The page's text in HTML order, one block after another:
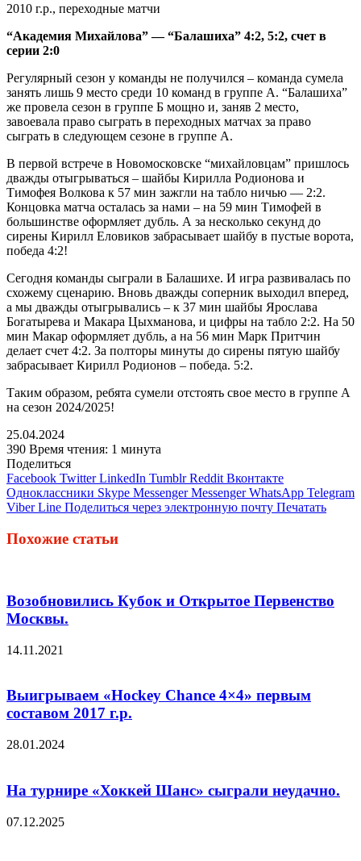
2010 г.р., переходные матчи
“Академия Михайлова” — “Балашиха” 4:2, 5:2, счет в
серии 2:0
Регулярный сезон у команды не получился – команда сумела
занять лишь 9 место среди 10 команд в группе А. “Балашиха”
же провела сезон в группе Б мощно и, заняв 2 место,
завоевала право сыграть в переходных матчах за право
сыграть в следующем сезоне в группе А.
В первой встрече в Новомосковске “михайловцам” пришлось
дважды отыгрываться – шайбы Кирилла Родионова и
Тимофея Волкова к 57 мин зажгли на табло ничью — 2:2.
Концовка матча осталась за нами – на 59 мин Тимофей в
большинстве оформляет дубль. А за несколько секунд до
сирены Кирилл Еловиков забрасывает шайбу в пустые ворота,
победа 4:2!
Сегодня команды сыграли в Балашихе. И игра развивалась по
схожему сценарию. Вновь дважды соперник выходил вперед,
а мы дважды отыгрывались – к 37 мин шайбы Ярослава
Богатырева и Макара Цыхманова, и цифры на табло 2:2. На 50
мин Макар оформляет дубль, а на 56 мин Марк Притчин
делает счет 4:2. За полторы минуты до сирены пятую шайбу
забрасывает Кирилл Родионов – победа. 5:2.
Таким образом, ребята сумели отстоять свое место в группе А
на сезон 2024/2025!
25.04.2024
390 Время чтения: 1 минута
Поделиться
Facebook Twitter LinkedIn Tumblr Reddit Вконтакте
Одноклассники Skype Messenger Messenger WhatsApp Telegram
Viber Line Поделиться через электронную почту Печатать
Похожие статьи
Возобновились Кубок и Открытое Первенство
Москвы.
14.11.2021
Выигрываем «Hockey Chance 4×4» первым
составом 2017 г.р.
28.01.2024
На турнире «Хоккей Шанс» сыграли неудачно.
07.12.2025